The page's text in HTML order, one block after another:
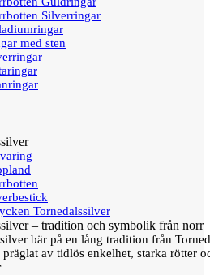
Silverringar
med sten
Tornedalssilver
– tradition och symbolik från norr
bär på en lång tradition från
av tidlös enkelhet, starka rötter